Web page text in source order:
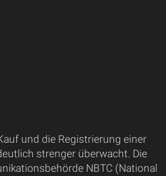
und die Registrierung einer
strenger überwacht. Die
NBTC (National